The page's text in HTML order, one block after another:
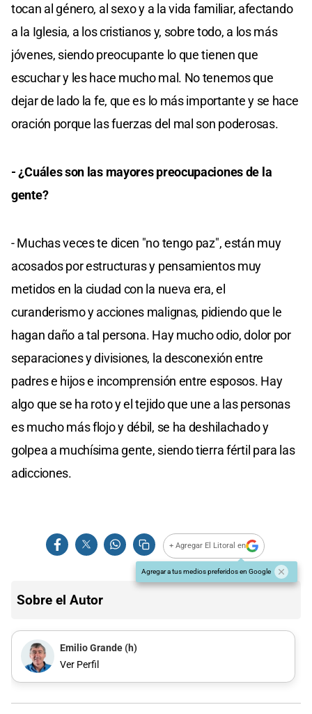
tocan al género, al sexo y a la vida familiar, afectando
a la Iglesia, a los cristianos y, sobre todo, a los más
jóvenes, siendo preocupante lo que tienen que
escuchar y les hace mucho mal. No tenemos que
dejar de lado la fe, que es lo más importante y se hace
oración porque las fuerzas del mal son poderosas.
- ¿Cuáles son las mayores preocupaciones de la
gente?
- Muchas veces te dicen "no tengo paz", están muy
acosados por estructuras y pensamientos muy
metidos en la ciudad con la nueva era, el
curanderismo y acciones malignas, pidiendo que le
hagan daño a tal persona. Hay mucho odio, dolor por
separaciones y divisiones, la desconexión entre
padres e hijos e incomprensión entre esposos. Hay
algo que se ha roto y el tejido que une a las personas
es mucho más flojo y débil, se ha deshilachado y
golpea a muchísima gente, siendo tierra fértil para las
adicciones.
+ Agregar El Litoral en
Agregar a tus medios preferidos en Google
Sobre el Autor
Emilio Grande (h)
Ver Perfil